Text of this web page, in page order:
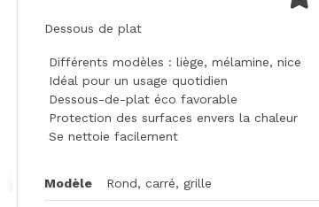
Dessous de plat
Différents modèles : liège, mélamine, nice
Idéal pour un usage quotidien
Dessous-de-plat éco favorable
Protection des surfaces envers la chaleur
Se nettoie facilement
Modèle Rond, carré, grille